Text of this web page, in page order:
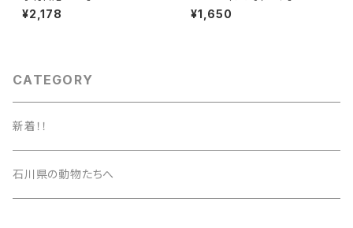
¥2,178 ¥1,650
CATEGORY
新着！！
石川県の動物たちへ